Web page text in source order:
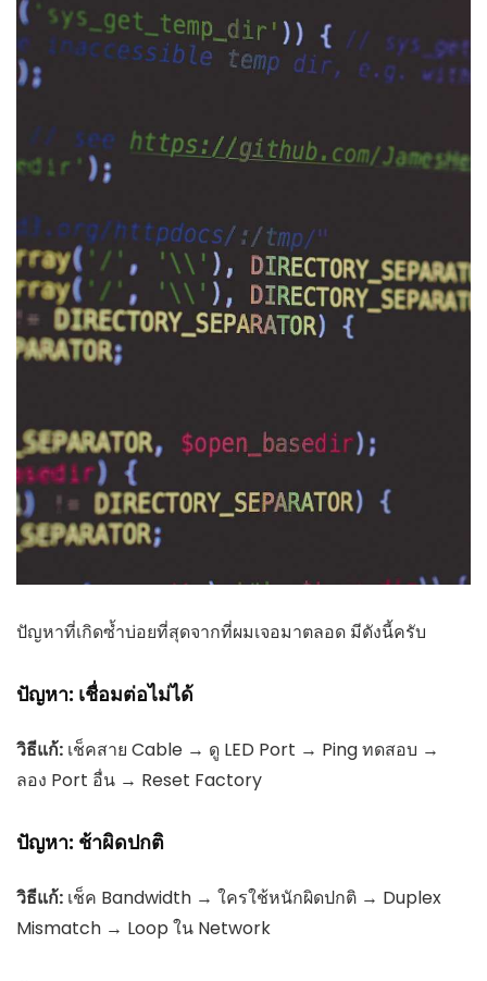
ปัญหาที่เกิดซ้ำบ่อยที่สุดจากที่ผมเจอมาตลอด มีดังนี้ครับ
ปัญหา: เชื่อมต่อไม่ได้
วิธีแก้: เช็คสาย Cable → ดู LED Port → Ping ทดสอบ →
ลอง Port อื่น → Reset Factory
ปัญหา: ช้าผิดปกติ
วิธีแก้: เช็ค Bandwidth → ใครใช้หนักผิดปกติ → Duplex
Mismatch → Loop ใน Network